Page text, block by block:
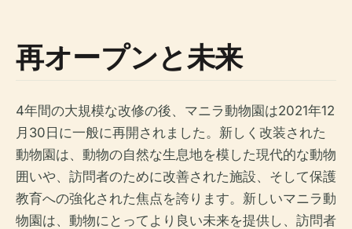
再オープンと未来
4年間の大規模な改修の後、マニラ動物園は2021年12
月30日に一般に再開されました。新しく改装された
動物園は、動物の自然な生息地を模した現代的な動物
囲いや、訪問者のために改善された施設、そして保護
教育への強化された焦点を誇ります。新しいマニラ動
物園は、動物にとってより良い未来を提供し、訪問者